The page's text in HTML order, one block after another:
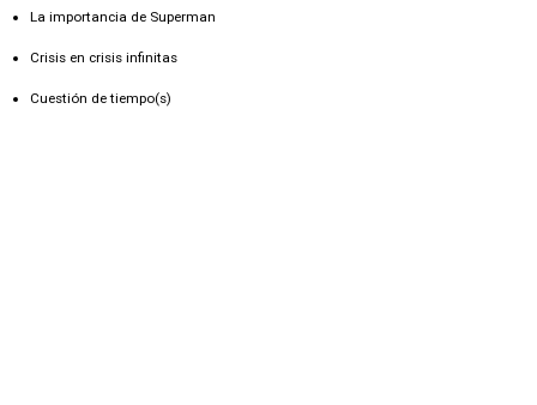
La importancia de Superman
Crisis en crisis infinitas
Cuestión de tiempo(s)